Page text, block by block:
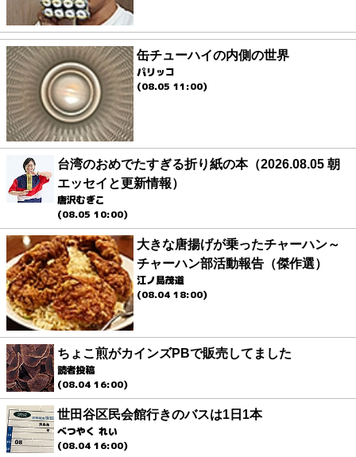
缶チューハイの内側の世界
パリッコ
(08.05 11:00)
台湾のおめでたすぎる折り紙の本（2026.08.05 朝
エッセイと更新情報）
唐沢むぎこ
(08.05 10:00)
大きな唐揚げが乗ったチャーハン～
チャーハン部活動報告（傑作選）
江ノ島茂道
(08.04 18:00)
ちょこ煎がカインズPBで販売してました
読者投稿
(08.04 16:00)
世田谷区民会館行きのバスは1日1本
べつやく れい
(08.04 16:00)